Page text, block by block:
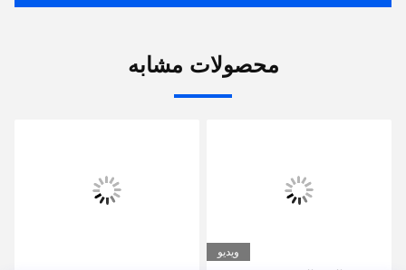
محصولات مشابه
ویدیو